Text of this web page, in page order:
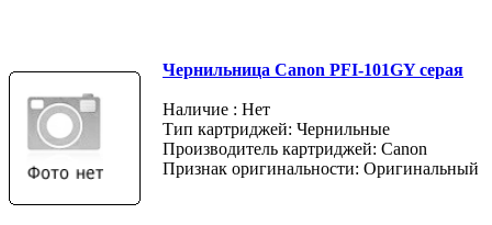
Чернильница Canon PFI-101GY серая
Наличие : Нет
Тип картриджей: Чернильные
Производитель картриджей: Canon
Признак оригинальности: Оригинальный